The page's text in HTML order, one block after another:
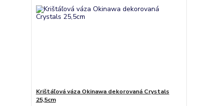
Krištáľová váza Okinawa dekorovaná Crystals
25,5cm